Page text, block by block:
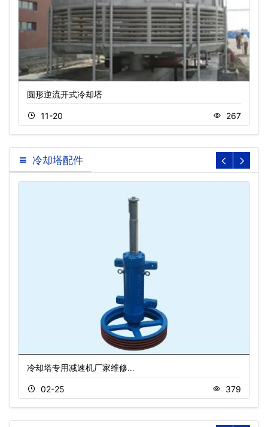
圆形逆流开式冷却塔
11-20 267
冷却塔配件
冷却塔专用减速机厂家维修…
02-25 379